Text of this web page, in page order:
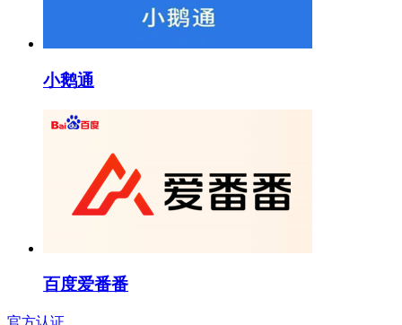
小鹅通
百度爱番番
官方认证